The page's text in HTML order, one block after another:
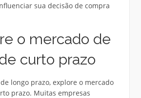
sua decisão de compra
o mercado de
curto prazo
longo prazo, explore o mercado
prazo. Muitas empresas